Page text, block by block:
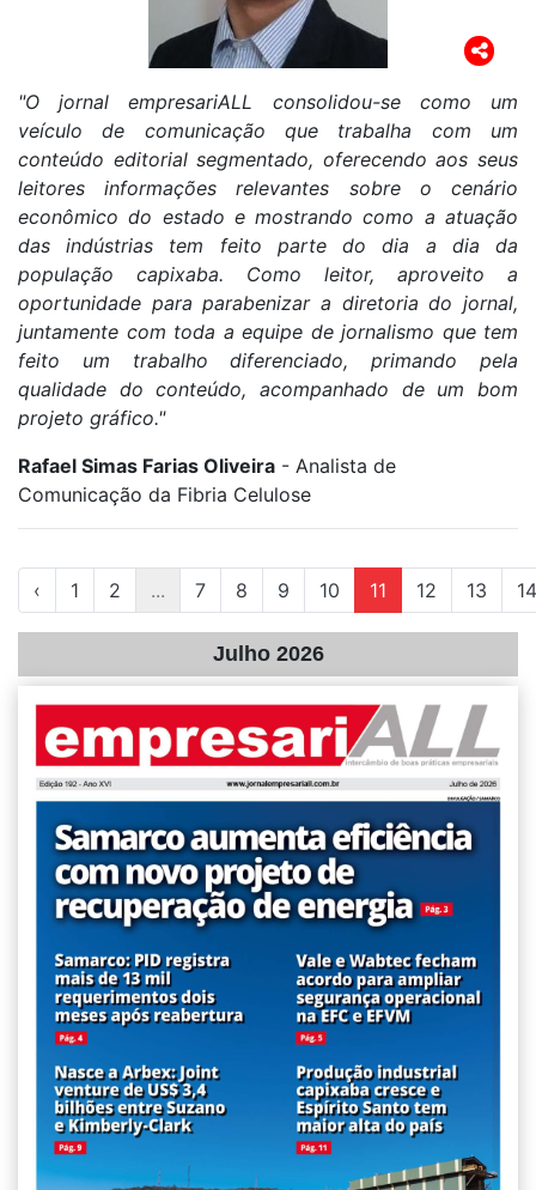
"O jornal empresariALL consolidou-se como um
veículo de comunicação que trabalha com um
conteúdo editorial segmentado, oferecendo aos seus
leitores informações relevantes sobre o cenário
econômico do estado e mostrando como a atuação
das indústrias tem feito parte do dia a dia da
população capixaba. Como leitor, aproveito a
oportunidade para parabenizar a diretoria do jornal,
juntamente com toda a equipe de jornalismo que tem
feito um trabalho diferenciado, primando pela
qualidade do conteúdo, acompanhado de um bom
projeto gráfico."
Rafael Simas Farias Oliveira - Analista de
Comunicação da Fibria Celulose
‹ 1 2 ... 7 8 9 10 11 12 13 14
Julho 2026